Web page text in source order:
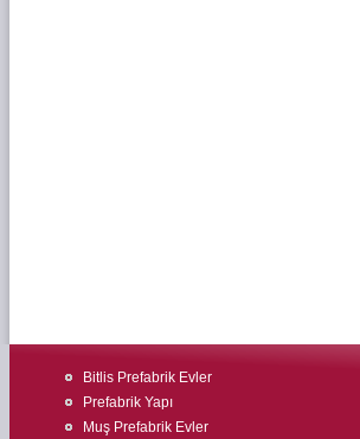
Bitlis Prefabrik Evler
Prefabrik Yapı
Muş Prefabrik Evler